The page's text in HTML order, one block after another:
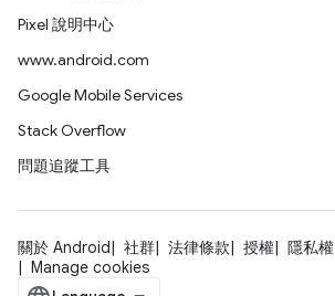
Pixel 說明中心
www.android.com
Google Mobile Services
Stack Overflow
問題追蹤工具
關於 Android 社群 法律條款 授權 隱私權
Manage cookies